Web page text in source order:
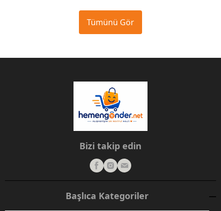
Tümünü Gör
Bizi takip edin
Başlıca Kategoriler